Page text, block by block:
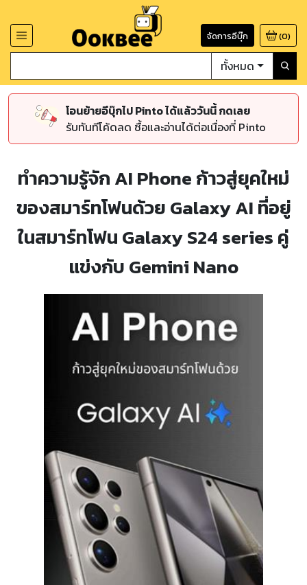
จัดการอีบุ๊ก (0)
ทั้งหมด
โอนย้ายอีบุ๊กไป Pinto ได้แล้ววันนี้ กดเลย
รับทันทีโค้ดลด ซื้อและอ่านได้ต่อเนื่องที่ Pinto
ทำความรู้จัก AI Phone ก้าวสู่ยุคใหม่
ของสมาร์ทโฟนด้วย Galaxy AI ที่อยู่
ในสมาร์ทโฟน Galaxy S24 series คู่
แข่งกับ Gemini Nano